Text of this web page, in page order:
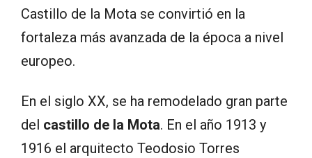
Castillo de la Mota se convirtió en la
fortaleza más avanzada de la época a nivel
europeo.
En el siglo XX, se ha remodelado gran parte
del castillo de la Mota. En el año 1913 y
1916 el arquitecto Teodosio Torres